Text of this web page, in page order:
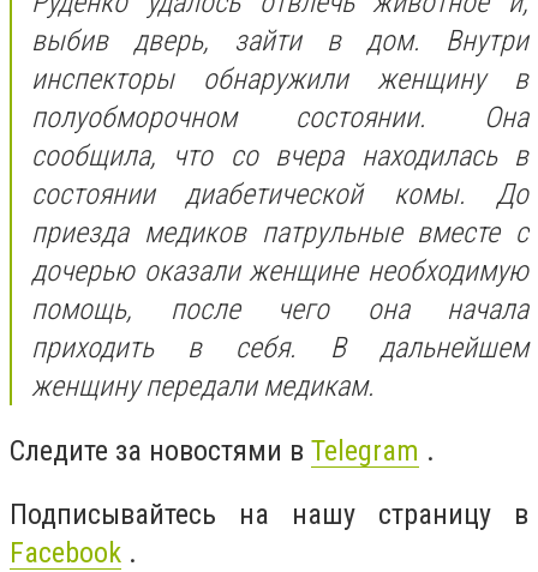
выбив дверь, зайти в дом. Внутри
инспекторы обнаружили женщину в
полуобморочном состоянии. Она
сообщила, что со вчера находилась в
состоянии диабетической комы. До
приезда медиков патрульные вместе с
дочерью оказали женщине необходимую
помощь, после чего она начала
приходить в себя. В дальнейшем
женщину передали медикам.
Следите за новостями в Telegram .
Подписывайтесь на нашу страницу в
Facebook .